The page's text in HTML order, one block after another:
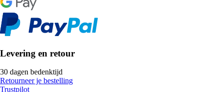
Levering en retour
30 dagen bedenktijd
Retourneer je bestelling
Trustpilot